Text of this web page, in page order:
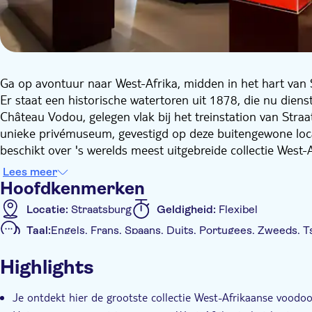
Ga op avontuur naar West-Afrika, midden in het hart van
Er staat een historische watertoren uit 1878, die nu
Château Vodou, gelegen vlak bij het treinstation van
unieke privémuseum, gevestigd op deze buitengewone
beschikt over 's werelds meest uitgebreide collectie
Je zult een frisse kijk van de wereld ontdekken. Ver
authentieke vorm: een veelzijdige religie en
spirituele systeem omvat een breed spectrum aan
in het leven markeren: geboorten, huwelijken,
bewaren tussen de tastbare, aardse wereld en het
Hier vertelt elk voorwerp een verhaal en getuigt elk stuk
Ghana. Je maakt kennis met Hébiéso (god van de
het struikgewas) en alle andere figuren uit het voodoo-
Lees meer
Hoofdkenmerken
Locatie: Straatsburg Geldigheid: Flexibel
Taal:Engels, Frans, Spaans, Duits, Portugees, Zweeds,
Instant confirmation
Highlights
Je ontdekt hier de grootste collectie West-Afrikaanse